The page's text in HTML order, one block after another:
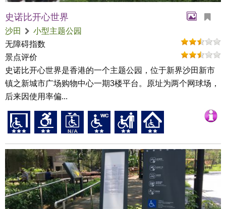
史诺比开心世界
沙田
小型主题公园
无障碍指数
景点评价
史诺比开心世界是香港的一个主题公园，位于新界沙田新市
镇之新城市广场购物中心一期3楼平台。原址为两个网球场，
后来因使用率偏...